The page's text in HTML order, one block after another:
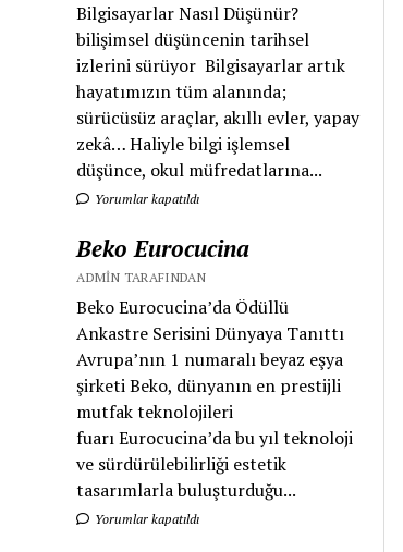
Bilgisayarlar Nasıl Düşünür?
bilişimsel düşüncenin tarihsel
izlerini sürüyor Bilgisayarlar artık
hayatımızın tüm alanında;
sürücüsüz araçlar, akıllı evler, yapay
zekâ… Haliyle bilgi işlemsel
düşünce, okul müfredatlarına...
Yorumlar kapatıldı
Beko Eurocucina
ADMIN TARAFINDAN
Beko Eurocucina’da Ödüllü
Ankastre Serisini Dünyaya Tanıttı
Avrupa’nın 1 numaralı beyaz eşya
şirketi Beko, dünyanın en prestijli
mutfak teknolojileri
fuarı Eurocucina’da bu yıl teknoloji
ve sürdürülebilirliği estetik
tasarımlarla buluşturduğu...
Yorumlar kapatıldı